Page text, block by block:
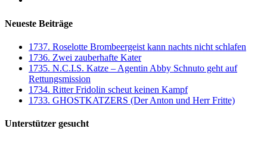
Neueste Beiträge
1737. Roselotte Brombeergeist kann nachts nicht schlafen
1736. Zwei zauberhafte Kater
1735. N.C.I.S. Katze – Agentin Abby Schnuto geht auf
Rettungsmission
1734. Ritter Fridolin scheut keinen Kampf
1733. GHOSTKATZERS (Der Anton und Herr Fritte)
Unterstützer gesucht